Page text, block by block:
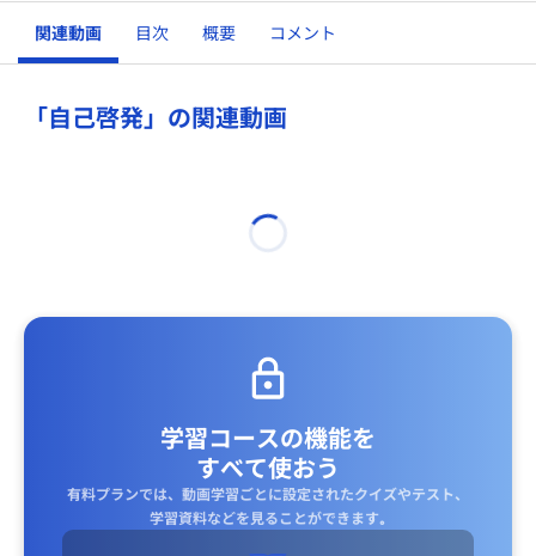
関連動画 目次 概要 コメント
「自己啓発」の関連動画
学習コースの機能を
すべて使おう
有料プランでは、動画学習ごとに設定されたクイズやテスト、
学習資料などを見ることができます｡